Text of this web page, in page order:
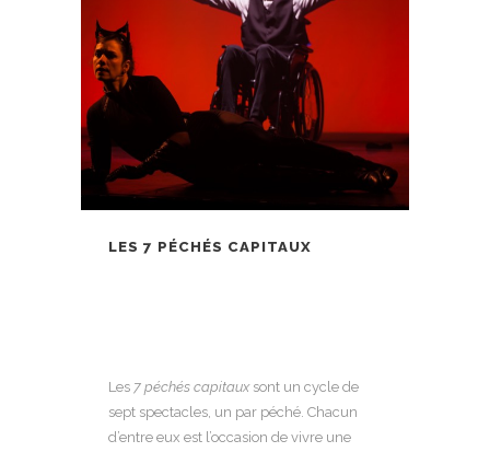
LES 7 PÉCHÉS CAPITAUX
Les 7 péchés capitauxsont un cycle de
sept spectacles, un par péché. Chacun
d’entre eux est l’occasion de vivre une